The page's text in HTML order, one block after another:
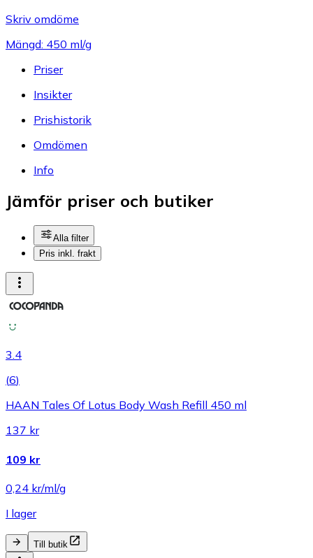
Skriv omdöme
Mängd: 450 ml/g
Priser
Insikter
Prishistorik
Omdömen
Info
Jämför priser och butiker
Alla filter
Pris inkl. frakt
3.4
(6)
HAAN Tales Of Lotus Body Wash Refill 450 ml
137 kr
109 kr
0,24 kr/ml/g
I lager
Till butik